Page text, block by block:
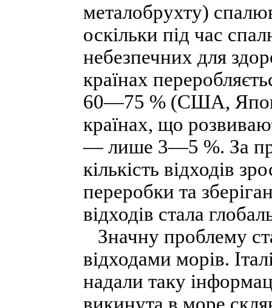
металобрухту)
оскільки під час
небезпечних для
країнах
60—75 % (США,
країнах, що
— лише 3—5 %. За
кількість відходів
переробки та
відходів стала
Значну проблему
відходами морів.
надали таку